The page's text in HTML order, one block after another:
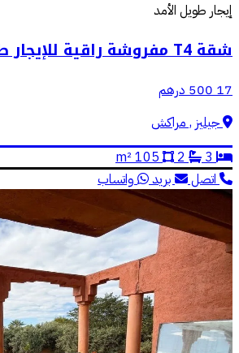
إيجار طويل الأمد
شقة T4 مفروشة راقية للإيجار طويل الأمد في جيليز
17 500 درهم
جيليز , مراكش
اتصل
بريد واتساب